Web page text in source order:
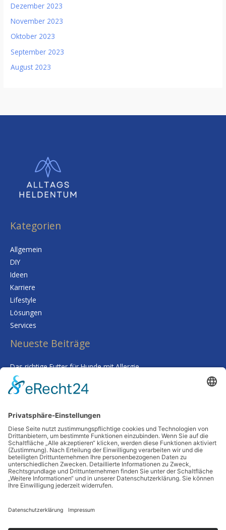
Dezember 2023
November 2023
Oktober 2023
September 2023
August 2023
Kategorien
Allgemein
DIY
Ideen
Karriere
Lifestyle
Lösungen
Services
Neueste Beiträge
Das richtige Futter für Hunde mit Allergie
Kalk im Trinkwasser: Warum Sie sich keine Sorgen um Ihre
Gesundheit machen müssen
Routineaufgaben plötzlich kaum noch Zeit kosten
Deine Haut als Spiegel: Warum Tiefenreinigung und gezielte
Nährstoffe alles verändern
Wenn Worte fehlen: Wie man Abschied nimmt, ohne etwas zu
übersehen
Schlagwörter